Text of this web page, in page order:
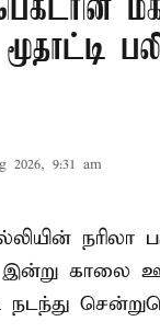
2026, 9:31 am
யின் நரிலா
காலை
நடந்து